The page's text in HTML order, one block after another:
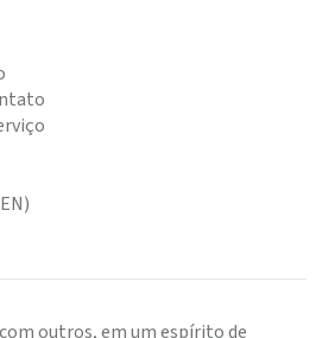
outros, em um espírito de